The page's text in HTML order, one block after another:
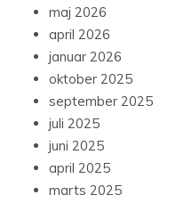
maj 2026
april 2026
januar 2026
oktober 2025
september 2025
juli 2025
juni 2025
april 2025
marts 2025